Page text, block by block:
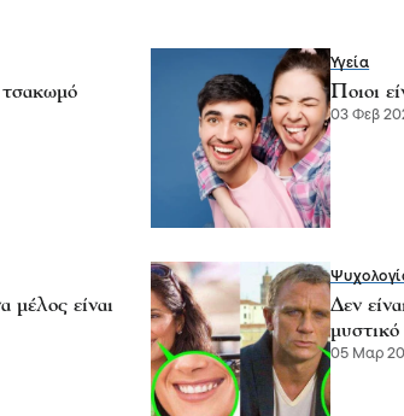
τσακωμό
Υγεία
Ποιοι
03 Φεβ
μέλος είναι
Δεν
05 Μαρ